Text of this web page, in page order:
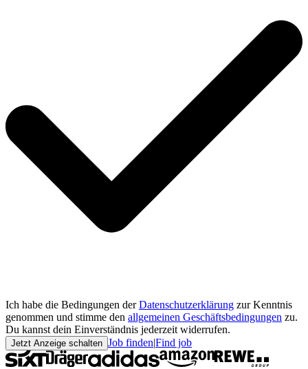
Ich habe die Bedingungen der Datenschutzerklärung zur Kenntnis
genommen und stimme den allgemeinen Geschäftsbedingungen zu.
Du kannst dein Einverständnis jederzeit widerrufen.
Jetzt Anzeige schalten Job finden|Find job